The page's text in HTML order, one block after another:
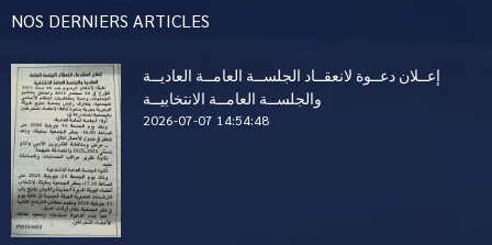
NOS DERNIERS ARTICLES
إعــلان دعــوة لانعقــاد الجلســة العامــة العاديــة
والجلســة العامــة الانتخابيــة
2026-07-07 14:54:48